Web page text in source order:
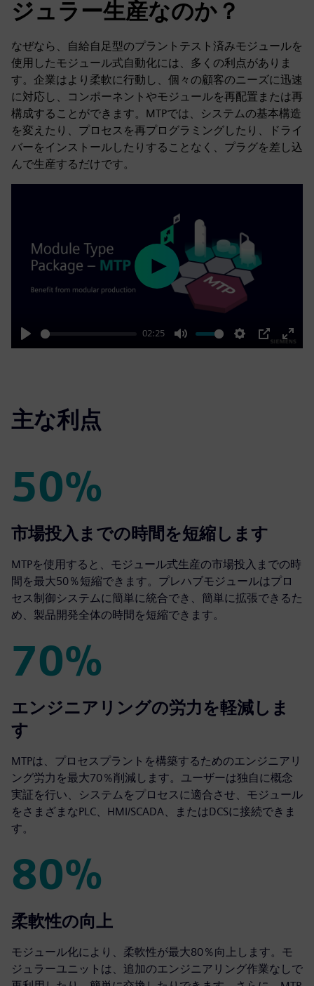
ジュラー生産なのか？
なぜなら、自給自足型のプラントテスト済みモジュールを
使用したモジュール式自動化には、多くの利点がありま
す。企業はより柔軟に行動し、個々の顧客のニーズに迅速
に対応し、コンポーネントやモジュールを再配置または再
構成することができます。MTPでは、システムの基本構造
を変えたり、プロセスを再プログラミングしたり、ドライ
バーをインストールしたりすることなく、プラグを差し込
んで生産するだけです。
Play
02:25
Mute Settings
PIP
Enter
Play
主な利点
50%
50%
市場投入までの時間を短縮します
MTPを使用すると、モジュール式生産の市場投入までの時
間を最大50％短縮できます。プレハブモジュールはプロ
セス制御システムに簡単に統合でき、簡単に拡張できるた
め、製品開発全体の時間を短縮できます。
70%
70%
エンジニアリングの労力を軽減しま
す
MTPは、プロセスプラントを構築するためのエンジニアリ
ング労力を最大70％削減します。ユーザーは独自に概念
実証を行い、システムをプロセスに適合させ、モジュール
をさまざまなPLC、HMI/SCADA、またはDCSに接続できま
す。
80%
80%
柔軟性の向上
モジュール化により、柔軟性が最大80％向上します。モ
ジュラーユニットは、追加のエンジニアリング作業なしで